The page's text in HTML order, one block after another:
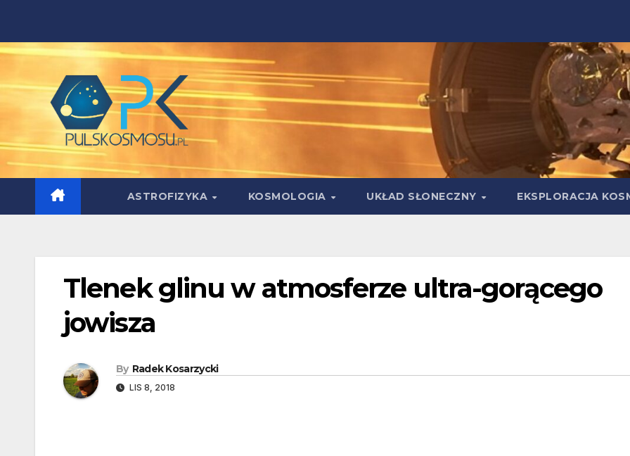
content
ASTROFIZYKA KOSMOLOGIA UKŁAD SŁONECZNY EKSPLORACJA
Tlenek glinu w atmosferze ultra-gorącego
jowisza
By Radek Kosarzycki
LIS 8, 2018